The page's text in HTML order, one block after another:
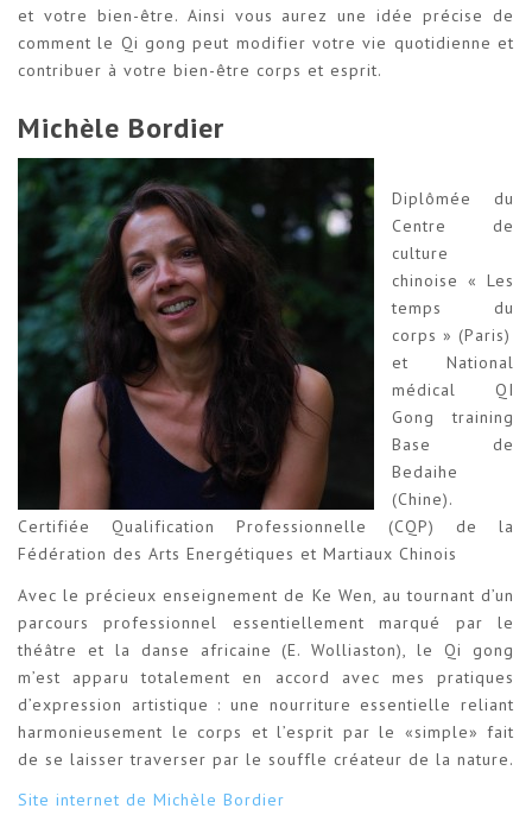
et votre bien-être. Ainsi vous aurez une idée précise de
comment le Qi gong peut modifier votre vie quotidienne et
contribuer à votre bien-être corps et esprit.
Michèle Bordier
Diplômée du
Centre de
culture
chinoise « Les
temps du
corps » (Paris)
et National
médical QI
Gong training
Base de
Bedaihe
(Chine).
Certifiée Qualification Professionnelle (CQP) de la
Fédération des Arts Energétiques et Martiaux Chinois
Avec le précieux enseignement de Ke Wen, au tournant d’un
parcours professionnel essentiellement marqué par le
théâtre et la danse africaine (E. Wolliaston), le Qi gong
m’est apparu totalement en accord avec mes pratiques
d’expression artistique : une nourriture essentielle reliant
harmonieusement le corps et l’esprit par le «simple» fait
de se laisser traverser par le souffle créateur de la nature.
Site internet de Michèle Bordier